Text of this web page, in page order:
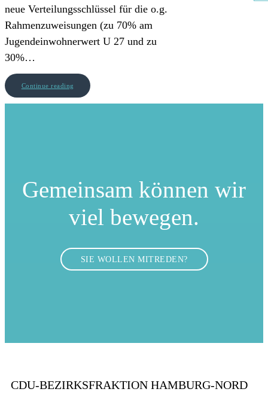
neue Verteilungsschlüssel für die o.g.
Rahmenzuweisungen (zu 70% am
Jugendeinwohnerwert U 27 und zu
30%…
Continue reading
Gemeinsam können wir
viel bewegen.
SIE WOLLEN MITREDEN?
CDU-BEZIRKSFRAKTION HAMBURG-NORD